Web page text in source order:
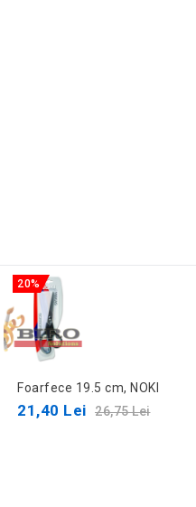
20%
Foarfece 19.5 cm, NOKI
21,40 Lei 26,75 Lei